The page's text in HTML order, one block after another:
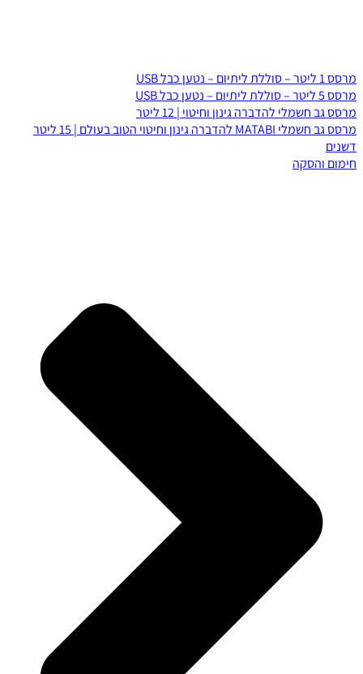
מרסס 1 ליטר – סוללת ליתיום – נטען כבל USB
מרסס 5 ליטר – סוללת ליתיום – נטען כבל USB
מרסס גב חשמלי להדברה גינון וחיטוי | 12 ליטר
מרסס גב חשמלי MATABI להדברה גינון וחיטוי הטוב בעולם | 15 ליטר
דשנים
חימום והסקה